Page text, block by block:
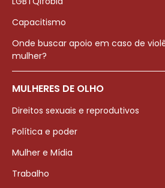
Capacitismo
Onde buscar apoio em caso de
mulher?
MULHERES DE OLHO
Direitos sexuais e reprodutivos
Política e poder
Mulher e Mídia
Trabalho